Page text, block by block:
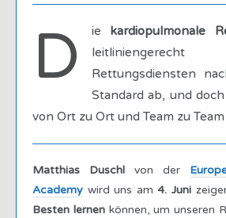
D ie kardiopulmonale
Rettungsdiensten
Standard ab, und
von Ort zu Ort und Team zu
Matthias Duschl von der
Academy wird uns am4. Juni
Besten lernenkönnen, um unseren